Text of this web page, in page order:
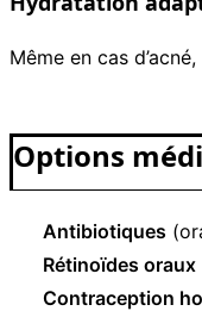
Même en cas d’acné,
Options
Antibiotiques
Rétinoïdes oraux
Contraception